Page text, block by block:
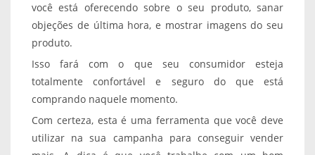
você está oferecendo sobre o seu produto, sanar
objeções de última hora, e mostrar imagens do seu
produto.
Isso fará com o que seu consumidor esteja
totalmente confortável e seguro do que está
comprando naquele momento.
Com certeza, esta é uma ferramenta que você deve
utilizar na sua campanha para conseguir vender